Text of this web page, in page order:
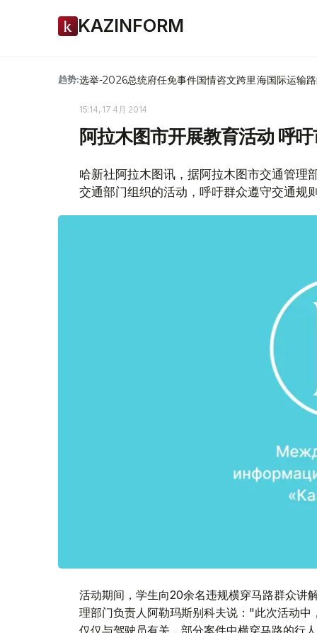
KAZINFORM
趋势:选举-2026总统府任免事件国情咨文跨里海国际运输
15:14, 17 4月 2014
阿拉木图市开展教育活动 呼
哈新社阿拉木图讯，据阿拉木图市交通管理
交通部门组织的活动，呼吁群众遵守交通规则
活动期间，学生向20余名违规横穿马路群众讲
理部门负责人阿勒玛斯别科夫说："此次活动